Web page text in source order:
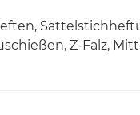
Z-Falz,